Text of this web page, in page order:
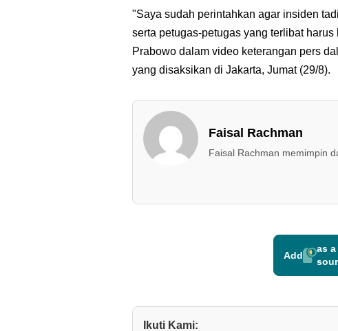
"Saya sudah perintahkan agar insiden
serta petugas-petugas yang terlibat
Prabowo dalam video keterangan pers
yang disaksikan di Jakarta, Jumat (29/8).
Faisal Rachman
Faisal Rachman memimpin
Add
as a
Ikuti Kami: